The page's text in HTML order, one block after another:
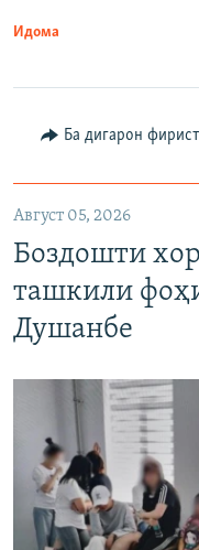
Идома
Ба дигарон
Август 05, 2026
Боздошти
ташкили
Душанбе